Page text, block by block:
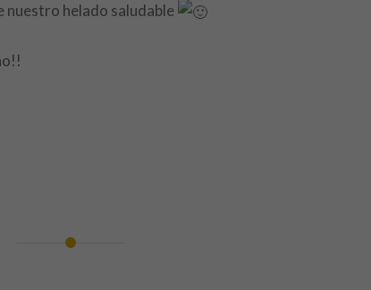
nuestro helado saludable